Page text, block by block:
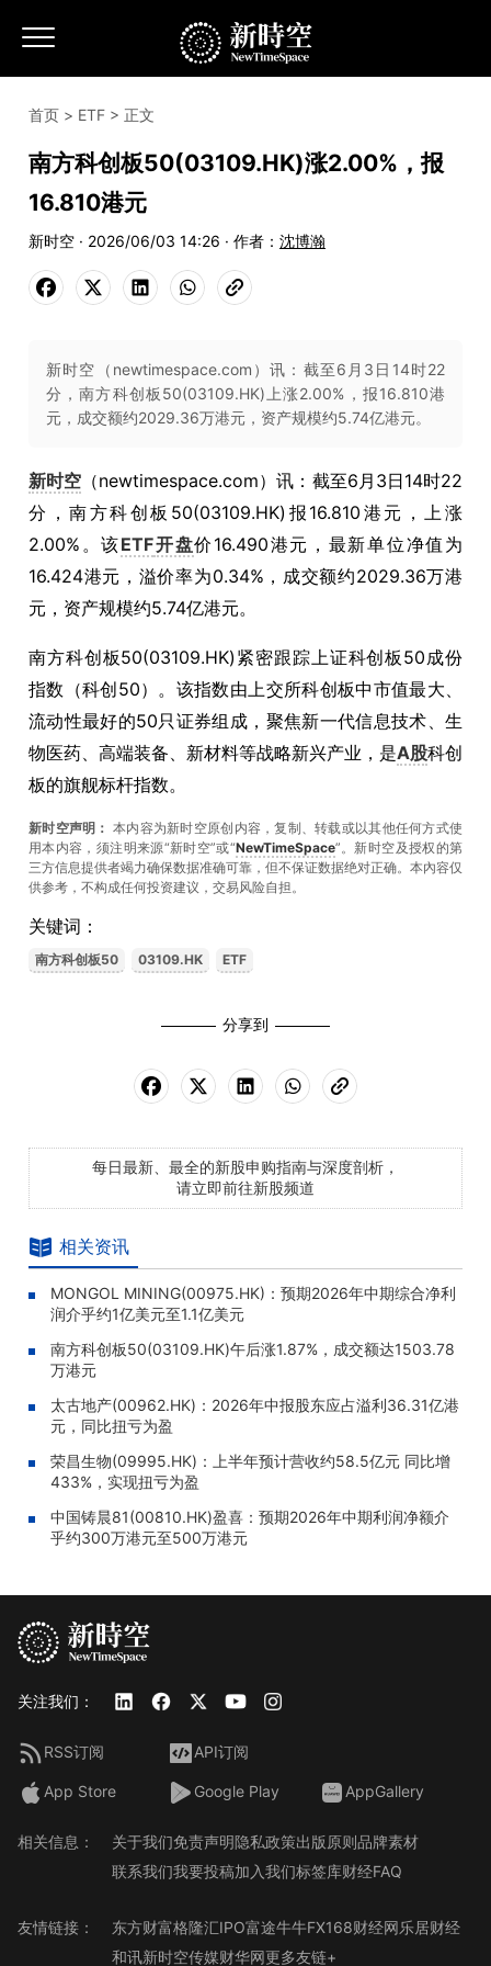
首页 > ETF > 正文
南方科创板50(03109.HK)涨2.00%，报
16.810港元
新时空 · 2026/06/03 14:26 · 作者： 沈博瀚
新时空（newtimespace.com）讯：截至6月3日14时22
分，南方科创板50(03109.HK)上涨2.00%，报16.810港
元，成交额约2029.36万港元，资产规模约5.74亿港元。
新时空 （newtimespace.com）讯：截至6月3日14时22
分，南方科创板50(03109.HK)报16.810港元，上涨
2.00%。该ETF开盘价16.490港元，最新单位净值为
16.424港元，溢价率为0.34%，成交额约2029.36万港
元，资产规模约5.74亿港元。
南方科创板50(03109.HK)紧密跟踪上证科创板50成份
指数（科创50）。该指数由上交所科创板中市值最大、
流动性最好的50只证券组成，聚焦新一代信息技术、生
物医药、高端装备、新材料等战略新兴产业，是A股科创
板的旗舰标杆指数。
新时空声明： 本内容为新时空原创内容，复制、转载或以其他任何方式使
用本内容，须注明来源“新时空”或“NewTimeSpace”。新时空及授权的第
三方信息提供者竭力确保数据准确可靠，但不保证数据绝对正确。本內容仅
供参考，不构成任何投资建议，交易风险自担。
关键词：
南方科创板50 03109.HK ETF
分享到
每日最新、最全的新股申购指南与深度剖析，
请立即前往新股频道
相关资讯
MONGOL MINING(00975.HK)：预期2026年中期综合净利
润介乎约1亿美元至1.1亿美元
南方科创板50(03109.HK)午后涨1.87%，成交额达1503.78
万港元
太古地产(00962.HK)：2026年中报股东应占溢利36.31亿港
元，同比扭亏为盈
荣昌生物(09995.HK)：上半年预计营收约58.5亿元 同比增
433%，实现扭亏为盈
中国铸晨81(00810.HK)盈喜：预期2026年中期利润净额介
乎约300万港元至500万港元
关注我们：
RSS订阅 API订阅
App Store Google Play AppGallery
相关信息： 关于我们免责声明隐私政策出版原则品牌素材
联系我们我要投稿加入我们标签库财经FAQ
友情链接： 东方财富格隆汇IPO富途牛牛FX168财经网乐居财经
和讯新时空传媒财华网更多友链+